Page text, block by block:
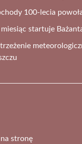
100-lecia
startuje
stronę